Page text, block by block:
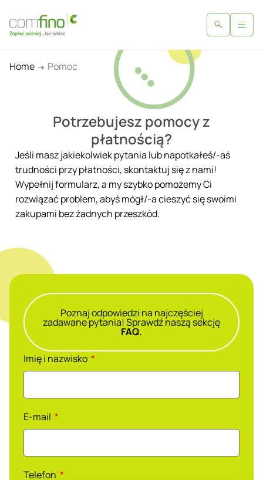
Home Pomoc
Potrzebujesz pomocy z
płatnością?
Jeśli masz jakiekolwiek pytania lub napotkałeś/-aś
trudności przy płatności, skontaktuj się z nami!
Wypełnij formularz, a my szybko pomożemy Ci
rozwiązać problem, abyś mógł/-a cieszyć się swoimi
zakupami bez żadnych przeszkód.
Poznaj odpowiedzi na najczęściej
zadawane pytania! Sprawdź naszą sekcję
FAQ.
Imię i nazwisko
E-mail
Telefon